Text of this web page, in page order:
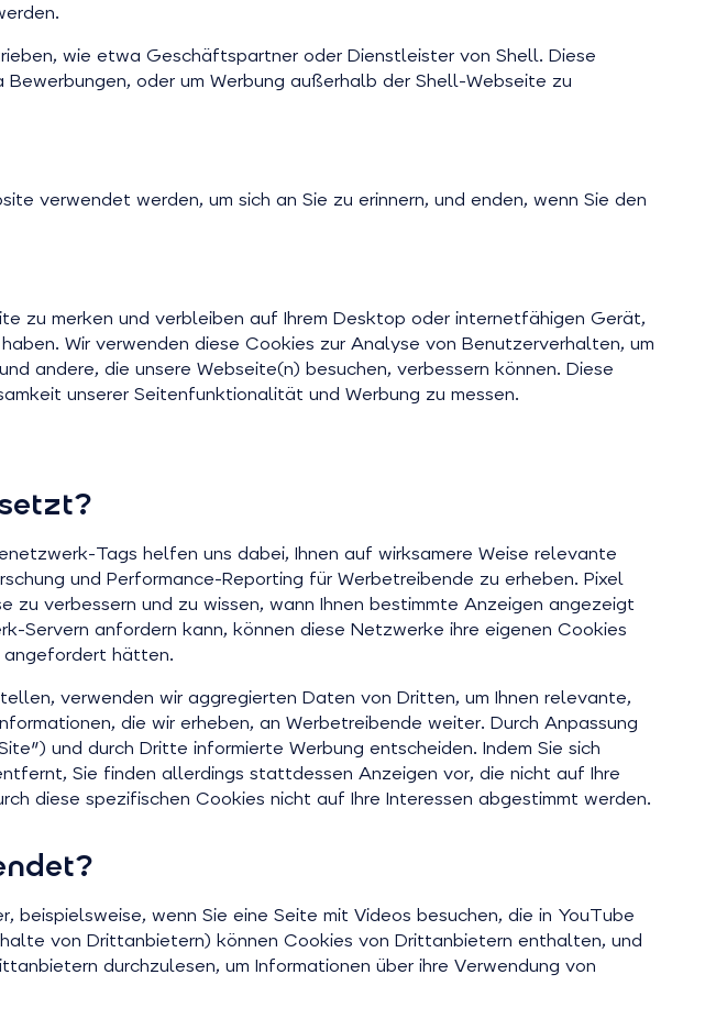
wie etwa Geschäftspartner oder Dienstleister von Shell. Diese
oder um Werbung außerhalb der Shell-Webseite zu
verwendet werden, um sich an Sie zu erinnern, und enden, wenn Sie den
zu merken und verbleiben auf Ihrem Desktop oder internetfähigen Gerät,
Wir verwenden diese Cookies zur Analyse von Benutzerverhalten, um
andere, die unsere Webseite(n) besuchen, verbessern können. Diese
unserer Seitenfunktionalität und Werbung zu messen.
Tags helfen uns dabei, Ihnen auf wirksamere Weise relevante
und Performance-Reporting für Werbetreibende zu erheben. Pixel
verbessern und zu wissen, wann Ihnen bestimmte Anzeigen angezeigt
Servern anfordern kann, können diese Netzwerke ihre eigenen Cookies
angefordert hätten.
verwenden wir aggregierten Daten von Dritten, um Ihnen relevante,
die wir erheben, an Werbetreibende weiter. Durch Anpassung
und durch Dritte informierte Werbung entscheiden. Indem Sie sich
Sie finden allerdings stattdessen Anzeigen vor, die nicht auf Ihre
diese spezifischen Cookies nicht auf Ihre Interessen abgestimmt werden.
wenn Sie eine Seite mit Videos besuchen, die in YouTube
von Drittanbietern) können Cookies von Drittanbietern enthalten, und
durchzulesen, um Informationen über ihre Verwendung von